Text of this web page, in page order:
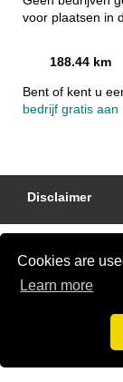
Cookies are
Learn more
voor plaatsen in
188.44 km
Bent of kent u
bedrijf gratis aan
Disclaimer